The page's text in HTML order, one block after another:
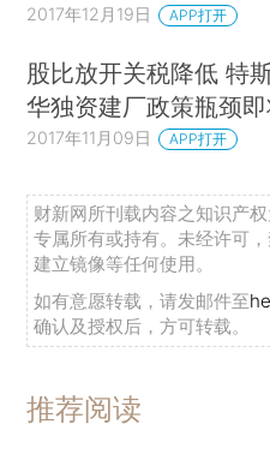
2017年12月19日 APP打开
股比放开关税降低 特
华独资建厂政策瓶颈
2017年11月09日 APP打开
财新网所刊载内容之知识产
专属所有或持有。未经许可
建立镜像等任何使用。
如有意愿转载，请发邮件至
确认及授权后，方可转载。
推荐阅读